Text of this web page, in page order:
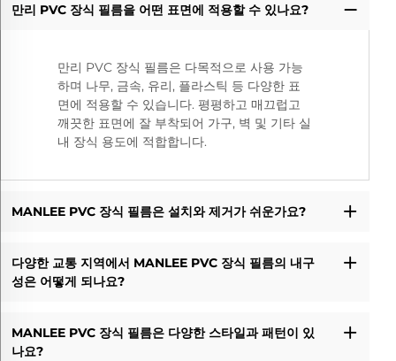
만리 PVC 장식 필름을 어떤 표면에 적용할 수 있나요?
만리 PVC 장식 필름은 다목적으로 사용 가능
하며 나무, 금속, 유리, 플라스틱 등 다양한 표
면에 적용할 수 있습니다. 평평하고 매끄럽고
깨끗한 표면에 잘 부착되어 가구, 벽 및 기타 실
내 장식 용도에 적합합니다.
MANLEE PVC 장식 필름은 설치와 제거가 쉬운가요?
다양한 교통 지역에서 MANLEE PVC 장식 필름의 내구
성은 어떻게 되나요?
MANLEE PVC 장식 필름은 다양한 스타일과 패턴이 있
나요?